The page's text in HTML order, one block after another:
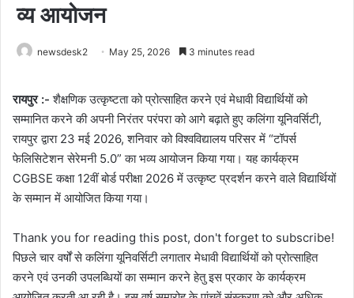
व्य आयोजन
newsdesk2 May 25, 2026 3 minutes read
रायपुर :- शैक्षणिक उत्कृष्टता को प्रोत्साहित करने एवं मेधावी विद्यार्थियों को
सम्मानित करने की अपनी निरंतर परंपरा को आगे बढ़ाते हुए कलिंगा यूनिवर्सिटी,
रायपुर द्वारा 23 मई 2026, शनिवार को विश्वविद्यालय परिसर में “टॉपर्स
फेलिसिटेशन सेरेमनी 5.0” का भव्य आयोजन किया गया। यह कार्यक्रम
CGBSE कक्षा 12वीं बोर्ड परीक्षा 2026 में उत्कृष्ट प्रदर्शन करने वाले विद्यार्थियों
के सम्मान में आयोजित किया गया।
Thank you for reading this post, don't forget to subscribe!
पिछले चार वर्षों से कलिंगा यूनिवर्सिटी लगातार मेधावी विद्यार्थियों को प्रोत्साहित
करने एवं उनकी उपलब्धियों का सम्मान करने हेतु इस प्रकार के कार्यक्रम